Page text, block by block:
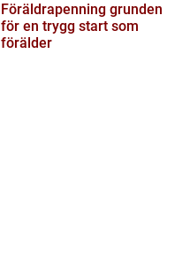
Föräldrapenning grunden
för en trygg start som
förälder